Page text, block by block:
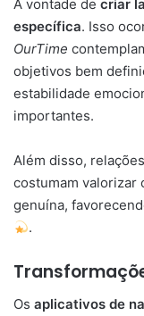
A vontade de criar
específica. Isso
OurTime
objetivos bem
estabilidade
importantes.
Além disso,
costumam valorizar
genuína,
.
Os aplicativos de